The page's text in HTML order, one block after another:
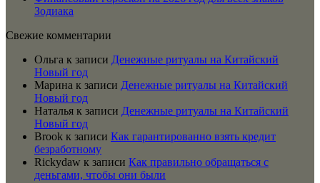
Зодиака
Свежие комментарии
Ольга к записи Денежные ритуалы на Китайский
Новый год
Марина к записи Денежные ритуалы на Китайский
Новый год
Наталья к записи Денежные ритуалы на Китайский
Новый год
Brook к записи Как гарантированно взять кредит
безработному
Rickydaw к записи Как правильно обращаться с
деньгами, чтобы они были